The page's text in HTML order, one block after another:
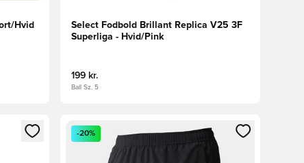
Hvid
Select Fodbold Brillant Replica V25 3F
Superliga - Hvid/Pink
199 kr.
Ball Sz. 5
eller tilmelde dig som medlem
Åbner en Modal til at logge ind eller tilmelde dig
-20%